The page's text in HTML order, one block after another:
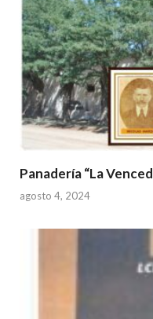
Panadería “La
agosto 4, 2024